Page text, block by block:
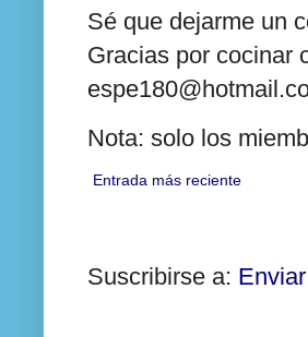
Sé que dejarme un
Gracias por cocinar
Nota: solo los
Entrada más reciente
Suscribirse a: